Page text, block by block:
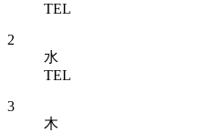
TEL
2
水
TEL
3
木